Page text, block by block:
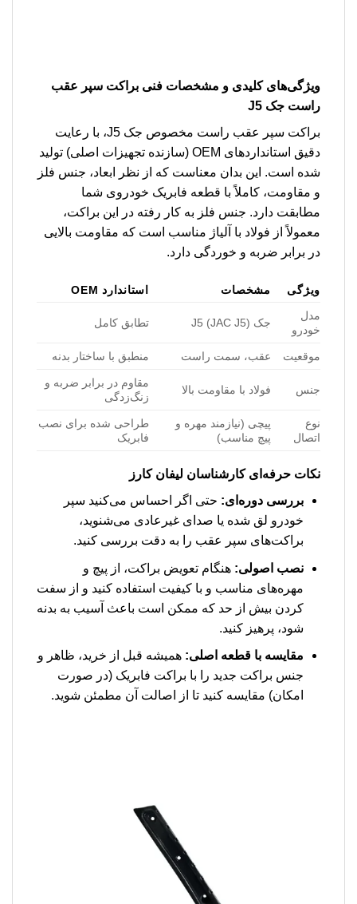
ویژگی‌های کلیدی و مشخصات فنی براکت سپر عقب
راست جک J5
براکت سپر عقب راست مخصوص جک J5، با رعایت
دقیق استانداردهای OEM (سازنده تجهیزات اصلی) تولید
شده است. این بدان معناست که از نظر ابعاد، جنس فلز
و مقاومت، کاملاً با قطعه فابریک خودروی شما
مطابقت دارد. جنس فلز به کار رفته در این براکت،
معمولاً از فولاد با آلیاژ مناسب است که مقاومت بالایی
در برابر ضربه و خوردگی دارد.
ویژگی مشخصات
استاندارد OEM
مدل
خودرو
جک J5 (JAC J5) تطابق کامل
موقعیت عقب، سمت راست منطبق با ساختار بدنه
جنس فولاد با مقاومت بالا
مقاوم در برابر ضربه و
زنگ‌زدگی
نوع
اتصال
پیچی (نیازمند مهره و
پیچ مناسب)
طراحی شده برای نصب
فابریک
نکات حرفه‌ای کارشناسان لیفان کارز
بررسی دوره‌ای: حتی اگر احساس می‌کنید سپر
خودرو لق شده یا صدای غیرعادی می‌شنوید،
براکت‌های سپر عقب را به دقت بررسی کنید.
نصب اصولی: هنگام تعویض براکت، از پیچ و
مهره‌های مناسب و با کیفیت استفاده کنید و از سفت
کردن بیش از حد که ممکن است باعث آسیب به بدنه
شود، پرهیز کنید.
مقایسه با قطعه اصلی: همیشه قبل از خرید، ظاهر و
جنس براکت جدید را با براکت فابریک (در صورت
امکان) مقایسه کنید تا از اصالت آن مطمئن شوید.